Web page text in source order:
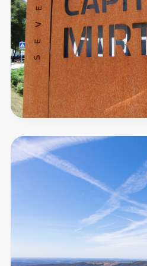
Montanhas
Mágicas
Marca
Territorial